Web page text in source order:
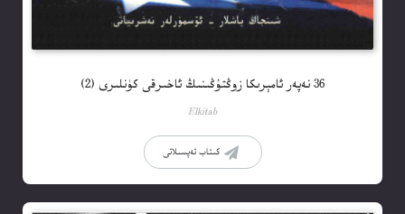
36 نەپەر ئامېرىكا زوڭتۇڭىنىڭ ئاخىرقى كۈنلىرى (2)
Elkitab
كىتاب تەپسىلاتى